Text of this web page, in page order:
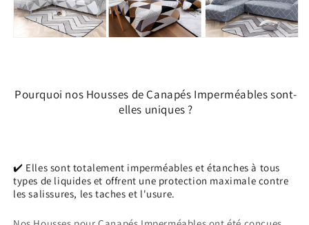
Pourquoi nos Housses de Canapés Imperméables sont-
elles uniques ?
✔️ Elles sont totalement imperméables et étanches à tous
types de liquides et offrent une protection maximale contre
les salissures, les taches et l'usure.